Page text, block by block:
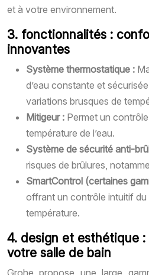
et à votre environnement.
3. fonctionnalités :
innovantes
Système thermostatique :
d’eau constante et
variations brusques de
Mitigeur : Permet un
température de l’eau.
Système de sécurité anti-
risques de brûlures,
SmartControl (certaines
offrant un contrôle intuitif du
température.
4. design et esthétique
votre salle de bain
Grohe propose une large